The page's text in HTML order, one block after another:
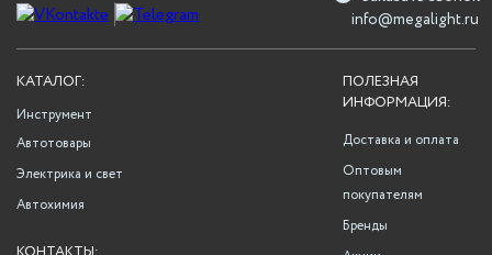
info@megalight.ru
ПОЛЕЗНАЯ
ИНФОРМАЦИЯ:
Доставка и оплата
Оптовым
покупателям
Бренды
КАТАЛОГ:
Инструмент
Автотовары
Электрика и свет
Автохимия